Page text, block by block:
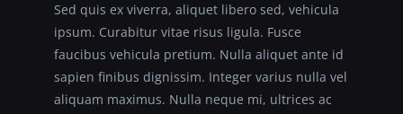
Sed quis ex viverra, aliquet libero sed, vehicula
ipsum. Curabitur vitae risus ligula. Fusce
faucibus vehicula pretium. Nulla aliquet ante id
sapien finibus dignissim. Integer varius nulla vel
aliquam maximus. Nulla neque mi, ultrices ac